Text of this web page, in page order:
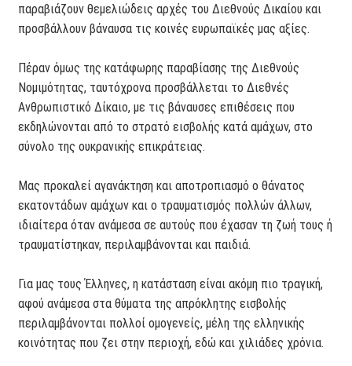
παραβιάζουν θεμελιώδεις αρχές του Διεθνούς Δικαίου και
προσβάλλουν βάναυσα τις κοινές ευρωπαϊκές μας αξίες.
Πέραν όμως της κατάφωρης παραβίασης της Διεθνούς
Νομιμότητας, ταυτόχρονα προσβάλλεται το Διεθνές
Ανθρωπιστικό Δίκαιο, με τις βάναυσες επιθέσεις που
εκδηλώνονται από το στρατό εισβολής κατά αμάχων, στο
σύνολο της ουκρανικής επικράτειας.
Μας προκαλεί αγανάκτηση και αποτροπιασμό ο θάνατος
εκατοντάδων αμάχων και ο τραυματισμός πολλών άλλων,
ιδιαίτερα όταν ανάμεσα σε αυτούς που έχασαν τη ζωή τους ή
τραυματίστηκαν, περιλαμβάνονται και παιδιά.
Για μας τους Έλληνες, η κατάσταση είναι ακόμη πιο τραγική,
αφού ανάμεσα στα θύματα της απρόκλητης εισβολής
περιλαμβάνονται πολλοί ομογενείς, μέλη της ελληνικής
κοινότητας που ζει στην περιοχή, εδώ και χιλιάδες χρόνια.